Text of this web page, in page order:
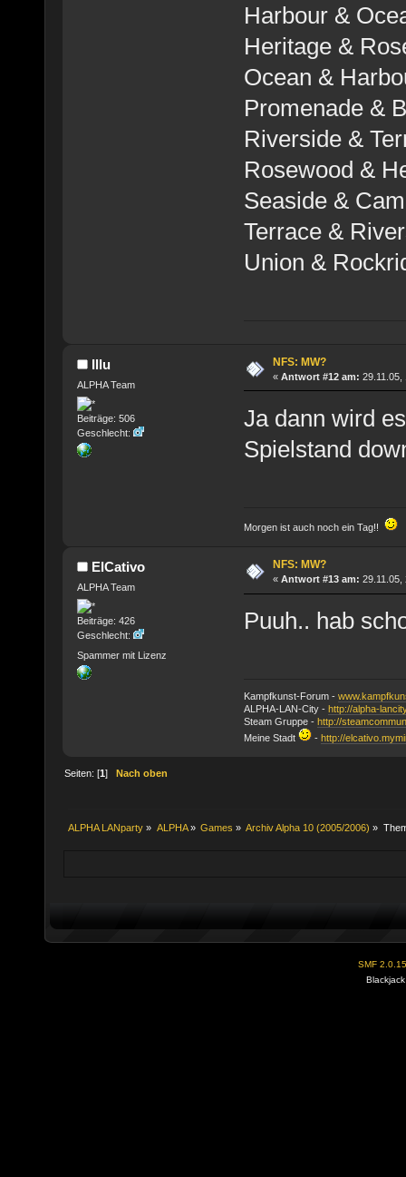
Harbour &
Heritage &
Ocean &
Promenade &
Riverside &
Rosewood &
Seaside &
Terrace &
Union &
Illu
ALPHA Team
Beiträge: 506
Geschlecht:
NFS: MW?
« Antwort #12 am: 29.11.05,
Ja dann wird
Spielstand
Morgen ist auch noch ein Tag!!
ElCativo
ALPHA Team
Beiträge: 426
Geschlecht:
Spammer mit Lizenz
NFS: MW?
« Antwort #13 am: 29.11.05,
Puuh.. hab
Kampfkunst-Forum -
ALPHA-LAN-City - http://alpha-
Steam Gruppe - http://
Meine Stadt
- http://
Seiten: [1]Nach oben
ALPHA LANparty » ALPHA» Games » Archiv Alpha 10 (2005/2006) »
SMF 2.0.15